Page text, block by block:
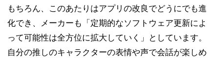
もちろん、このあたりはアプリの改良でどうにでも進
化でき、メーカーも「定期的なソフトウェア更新によ
って可能性は全方位に拡大していく」としています。
自分の推しのキャラクターの表情や声で会話が楽しめ